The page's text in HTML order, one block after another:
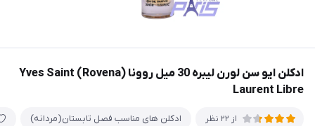
ادکلن ایو سن لورن لیبره 30 میل روونا (Rovena) Yves Saint
Laurent Libre
از 22 نظر ادکلن های مناسب فصل تابستان(مردانه)